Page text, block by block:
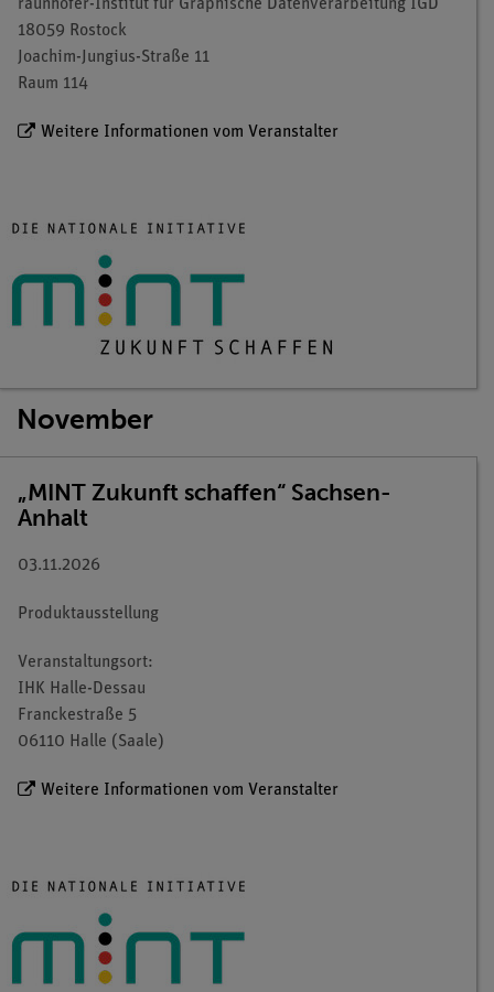
raunhofer-Institut für Graphische Datenverarbeitung IGD
18059 Rostock
Joachim-Jungius-Straße 11
Raum 114
Weitere Informationen vom Veranstalter
November
„MINT Zukunft schaffen“ Sachsen-
Anhalt
03.11.2026
Produktausstellung
Veranstaltungsort:
IHK Halle-Dessau
Franckestraße 5
06110 Halle (Saale)
Weitere Informationen vom Veranstalter